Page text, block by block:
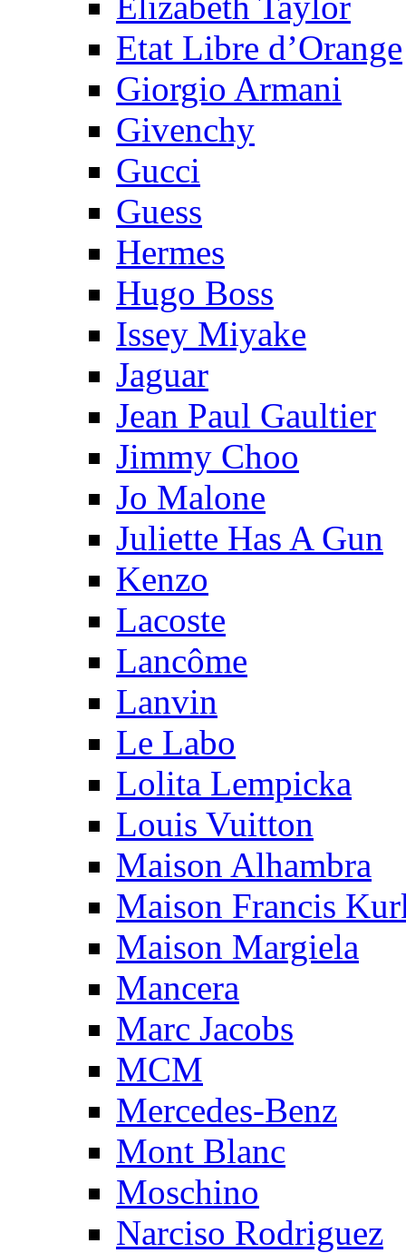
Etat Libre d’Orange
Giorgio Armani
Givenchy
Gucci
Guess
Hermes
Hugo Boss
Issey Miyake
Jaguar
Jean Paul Gaultier
Jimmy Choo
Jo Malone
Juliette Has A Gun
Kenzo
Lacoste
Lancôme
Lanvin
Le Labo
Lolita Lempicka
Louis Vuitton
Maison Alhambra
Maison Francis
Maison Margiela
Mancera
Marc Jacobs
MCM
Mercedes-Benz
Mont Blanc
Moschino
Narciso Rodriguez